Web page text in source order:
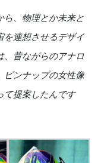
ら、物理とか未来と
を連想させるデザイ
、昔ながらのアナロ
ピンナップの女性像
て提案したんです